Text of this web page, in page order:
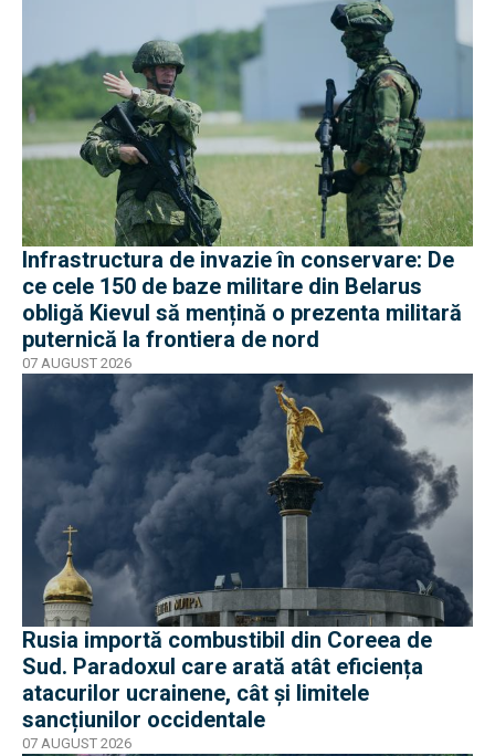
Infrastructura de invazie în conservare: De
ce cele 150 de baze militare din Belarus
obligă Kievul să mențină o prezenta militară
puternică la frontiera de nord
07 AUGUST 2026
Rusia importă combustibil din Coreea de
Sud. Paradoxul care arată atât eficiența
atacurilor ucrainene, cât și limitele
sancțiunilor occidentale
07 AUGUST 2026